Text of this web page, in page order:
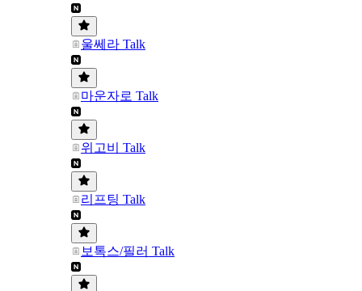
울쎄라 Talk
마운자로 Talk
위고비 Talk
리프팅 Talk
보톡스/필러 Talk